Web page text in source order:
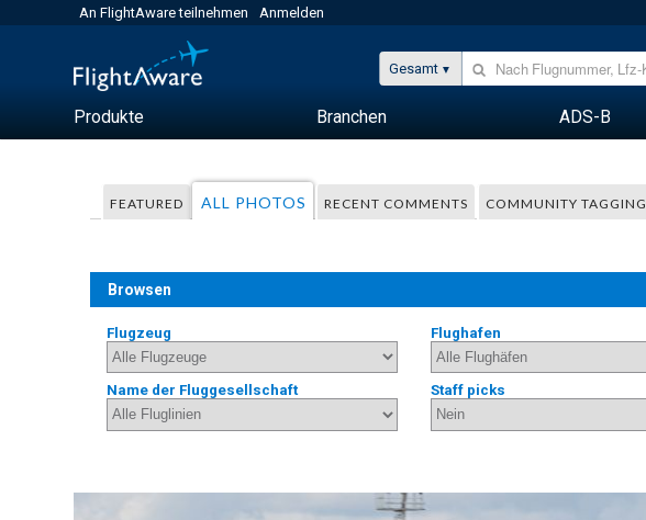
An FlightAware teilnehmen Anmelden
Gesamt
Produkte Branchen ADS-B
FEATURED ALL PHOTOS RECENT COMMENTS COMMUNITY TAGGING
Browsen
Flugzeug Flughafen
Name der Fluggesellschaft Staff picks